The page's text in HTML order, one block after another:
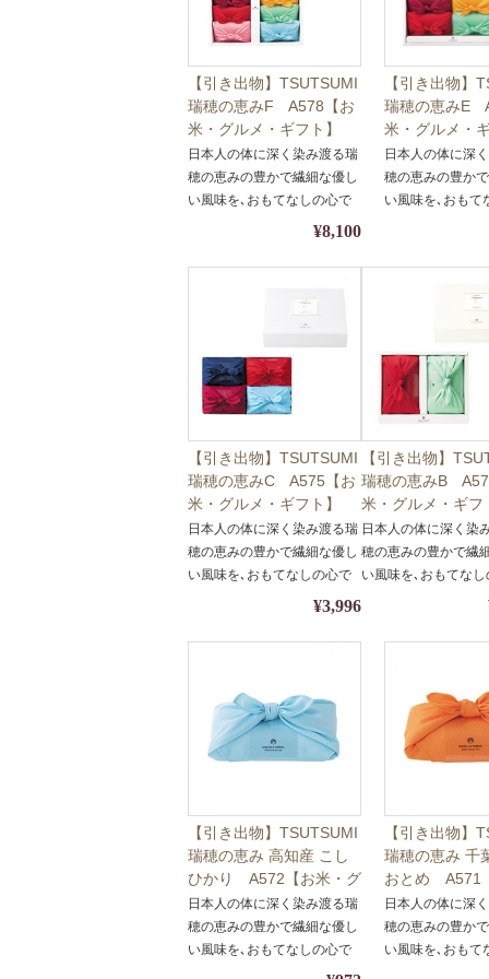
【引き出物】TSUTSUMI
瑞穂の恵みF A578【お
米・グルメ・ギフト】
【包装・熨斗対応】
日本人の体に深く染み渡る瑞
穂の恵みの豊かで繊細な優し
い風味を､おもてなしの心で
¥8,100
【引き出物】
瑞穂の恵みE
米・グルメ・
【包装・熨斗
日本人の体に深
穂の恵みの豊か
い風味を､おもて
【引き出物】TSUTSUMI
瑞穂の恵みC A575【お
米・グルメ・ギフト】
【包装・熨斗対応】
日本人の体に深く染み渡る瑞
穂の恵みの豊かで繊細な優し
い風味を､おもてなしの心で
¥3,996
【引き出物】
瑞穂の恵みB
米・グルメ・ギフ
【包装・熨斗対応
日本人の体に深く染
穂の恵みの豊かで繊
い風味を､おもてな
【引き出物】TSUTSUMI
瑞穂の恵み 高知産 こし
ひかり A572【お米・グ
ルメ・ギフト】
日本人の体に深く染み渡る瑞
穂の恵みの豊かで繊細な優し
い風味を､おもてなしの心で
【引き出物】
瑞穂の恵み 千
おとめ A571
ルメ・ギフト
日本人の体に深
穂の恵みの豊か
い風味を､おもて